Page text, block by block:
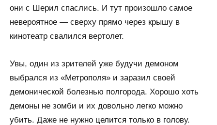
они с Шерил спаслись. И тут произошло самое
невероятное — сверху прямо через крышу в
кинотеатр свалился вертолет.
Увы, один из зрителей уже будучи демоном
выбрался из «Метрополя» и заразил своей
демонической болезнью полгорода. Хорошо хоть
демоны не зомби и их довольно легко можно
убить. Даже не нужно целится только в голову.